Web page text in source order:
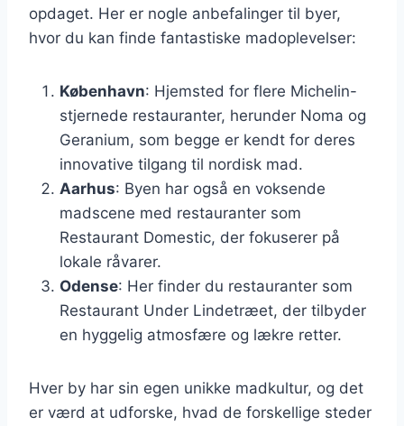
opdaget. Her er nogle anbefalinger til byer,
hvor du kan finde fantastiske madoplevelser:
København: Hjemsted for flere Michelin-
stjernede restauranter, herunder Noma og
Geranium, som begge er kendt for deres
innovative tilgang til nordisk mad.
Aarhus: Byen har også en voksende
madscene med restauranter som
Restaurant Domestic, der fokuserer på
lokale råvarer.
Odense: Her finder du restauranter som
Restaurant Under Lindetræet, der tilbyder
en hyggelig atmosfære og lækre retter.
Hver by har sin egen unikke madkultur, og det
er værd at udforske, hvad de forskellige steder